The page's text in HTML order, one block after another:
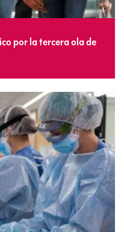
por la tercera ola de